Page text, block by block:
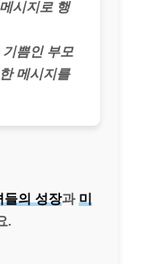
시지로 행
쁨인 부모
메시지를
들의 성장과 미
.